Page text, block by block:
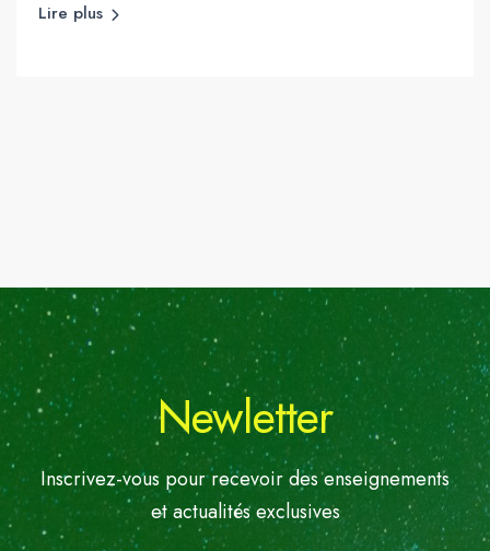
Lire plus
Newletter
Inscrivez-vous pour recevoir des enseignements
et actualités exclusives